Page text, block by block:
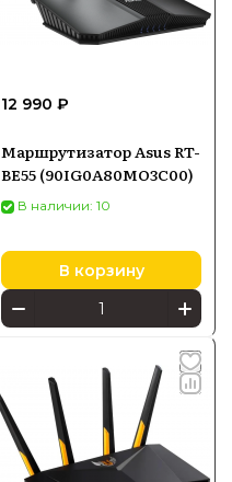
12 990 ₽
Маршрутизатор Asus RT-
BE55 (90IG0A80MO3C00)
В наличии: 10
В корзину